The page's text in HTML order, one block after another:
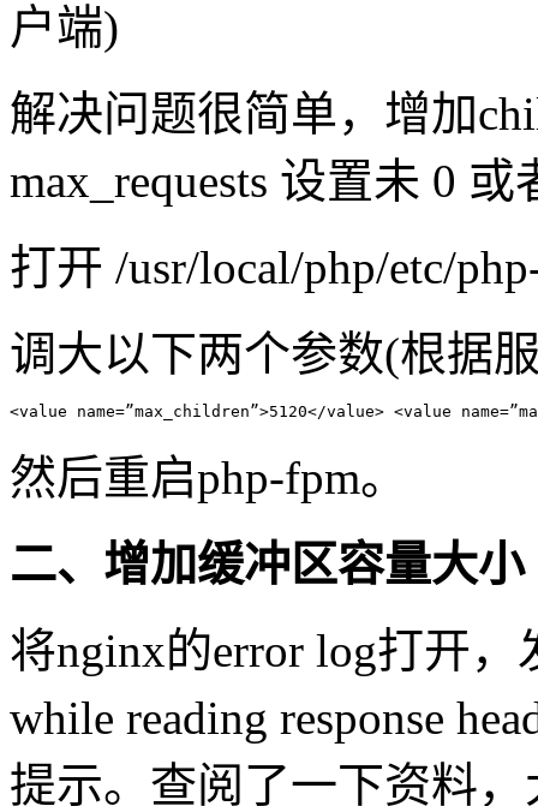
户端)
解决问题很简单，增加
max_requests 设置未 0
打开 /usr/local/php/etc/
调大以下两个参数(根据
<value name=”max_children”>5120</value> <value
然后重启php-fpm。
二、增加缓冲区容量大小
将nginx的error log打开，
while reading response
提示。查阅了一下资料